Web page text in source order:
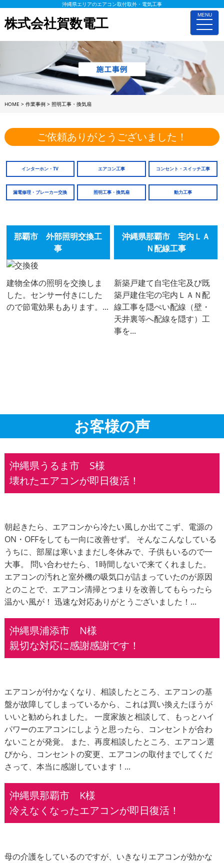
MENU
toggle
沖縄県エリアのエアコン取付取外・電気工事
株式会社賀数電工
HOME > 作業事例> 照明工事・換気扇
ご依頼ありがとうございました！
インターホン・TV エアコン工事 コンセント・スイッチ工事
漏電修理・ブレーカー交換 照明工事・換気扇 動力工事
那覇市 外部照明交換工
事
建物全体の照明を交換しま
した。センサー付きにした
ので節電効果もあります。...
沖縄県那覇市 宅内ＬＡ
Ｎ配線工事
新築戸建て自宅住宅及び既
築戸建住宅の宅内ＬＡＮ配
線工事を隠ぺい配線（壁・
天井裏等へ配線を隠す）工
事を...
お客様の声
沖縄県うるま市 S様
壊れたエアコンが即日復活！
朝起きたら、エアコンから冷たい風しか出てこず、電源の
ON・OFFをしても一向に改善せず。 そんなこんなしている
うちに、部屋は寒いままだし冬休みで、子供もいるので一
大事。 問い合わせたら、1時間しないで来てくれました。
エアコンの汚れと室外機の吸気口が詰まっていたのが原因
とのことで、エアコン清掃とつまりを改善してもらったら
温かい風が！ 迅速な対応ありがとうございました！...
沖縄県浦添市 N様
親切な対応に感謝感謝です！
エアコンが付かなくなり、相談したところ、エアコンの基
盤が故障してしまっているから、これは買い換えたほうが
いいと勧められました。 一度家族と相談して、もっとハイ
パワーのエアコンにしようと思ったら、コンセントが合わ
ないことが発覚。 また、再度相談したところ、エアコン選
びから、コンセントの変更、エアコンの取付までしてくだ
さって、本当に感謝しています！...
沖縄県那覇市 K様
冷えなくなったエアコンが即日復活！
母の介護をしているのですが、いきなりエアコンが効かな